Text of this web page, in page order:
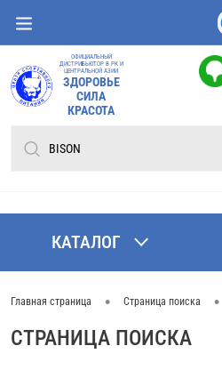
ОФИЦИАЛЬНЫЙ
ДИСТРИБЬЮТОР В РК И
ЦЕНТРАЛЬНОЙ АЗИИ
ЗДОРОВЬЕ
СИЛА
КРАСОТА
КАТАЛОГ
Главная страница • Страница поиска •
СТРАНИЦА ПОИСКА